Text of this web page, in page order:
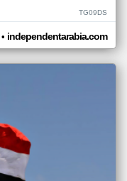
TG09DS
• independentarabia.com